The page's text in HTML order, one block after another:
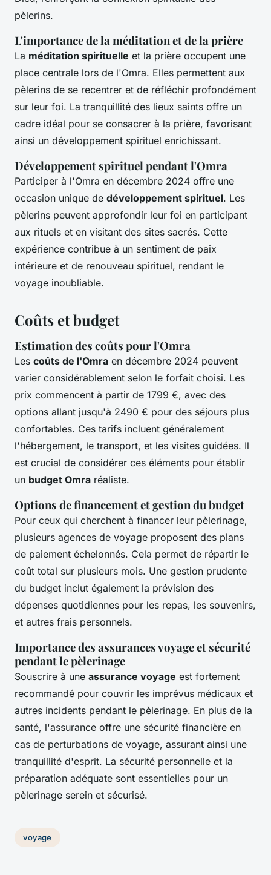
pèlerins.
L'importance de la méditation et de la prière
La méditation spirituelle et la prière occupent une
place centrale lors de l'Omra. Elles permettent aux
pèlerins de se recentrer et de réfléchir profondément
sur leur foi. La tranquillité des lieux saints offre un
cadre idéal pour se consacrer à la prière, favorisant
ainsi un développement spirituel enrichissant.
Développement spirituel pendant l'Omra
Participer à l'Omra en décembre 2024 offre une
occasion unique de développement spirituel. Les
pèlerins peuvent approfondir leur foi en participant
aux rituels et en visitant des sites sacrés. Cette
expérience contribue à un sentiment de paix
intérieure et de renouveau spirituel, rendant le
voyage inoubliable.
Coûts et budget
Estimation des coûts pour l'Omra
Les coûts de l'Omra en décembre 2024 peuvent
varier considérablement selon le forfait choisi. Les
prix commencent à partir de 1799 €, avec des
options allant jusqu'à 2490 € pour des séjours plus
confortables. Ces tarifs incluent généralement
l'hébergement, le transport, et les visites guidées. Il
est crucial de considérer ces éléments pour établir
un budget Omra réaliste.
Options de financement et gestion du budget
Pour ceux qui cherchent à financer leur pèlerinage,
plusieurs agences de voyage proposent des plans
de paiement échelonnés. Cela permet de répartir le
coût total sur plusieurs mois. Une gestion prudente
du budget inclut également la prévision des
dépenses quotidiennes pour les repas, les souvenirs,
et autres frais personnels.
Importance des assurances voyage et sécurité
pendant le pèlerinage
Souscrire à une assurance voyage est fortement
recommandé pour couvrir les imprévus médicaux et
autres incidents pendant le pèlerinage. En plus de la
santé, l'assurance offre une sécurité financière en
cas de perturbations de voyage, assurant ainsi une
tranquillité d'esprit. La sécurité personnelle et la
préparation adéquate sont essentielles pour un
pèlerinage serein et sécurisé.
voyage